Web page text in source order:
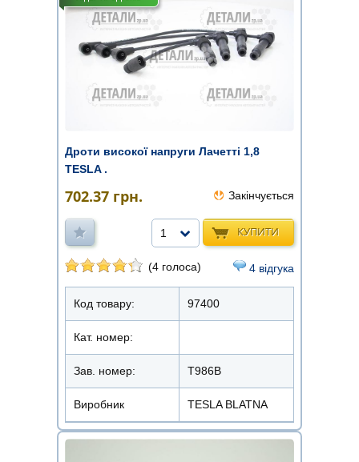
Дроти високої напруги Лачетті 1,8
TESLA .
702.37 грн. Закінчується
КУПИТИ
1
(4 голоса) 4 відгука
Код товару: 97400
Кат. номер:
Зав. номер: T986B
Виробник TESLA BLATNA